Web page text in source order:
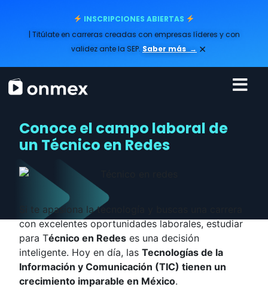
INSCRIPCIONES ABIERTAS
| Titúlate en carreras creadas con empresas líderes y con
validez ante la SEP. Saber más → ×
Conoce el campo laboral de
un Técnico en Redes
Si te apasiona la tecnología y buscas una carrera
con excelentes oportunidades laborales, estudiar
para Técnico en Redes es una decisión
inteligente. Hoy en día, lasTecnologías de la
Información y Comunicación (TIC) tienen un
crecimiento imparable en México.